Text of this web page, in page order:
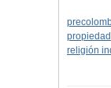
propiedad
religión